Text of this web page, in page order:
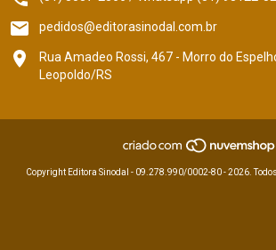
pedidos@editorasinodal.com.br
Rua Amadeo Rossi, 467 - Morro do
Leopoldo/RS
Copyright Editora Sinodal - 09.278.990/0002-80 - 2026.